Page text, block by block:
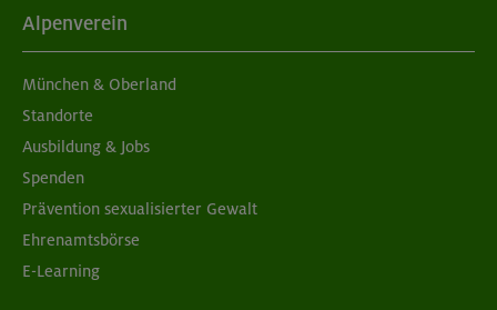
Alpenverein
München & Oberland
Standorte
Ausbildung & Jobs
Spenden
Prävention sexualisierter Gewalt
Ehrenamtsbörse
E-Learning